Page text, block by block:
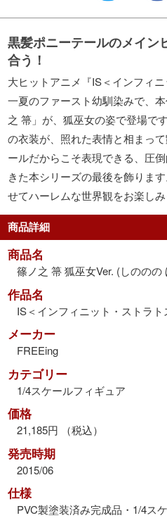
黒髪ポニーテールのメイン
合う！
大ヒットアニメ『IS＜インフィニ
一夏のファースト幼馴染みで、
之 箒」が、狐巫女の姿で登場で
の衣装が、照れた表情と相まっ
ールだからこそ表現できる、圧
きた本シリーズの最後を飾りま
せてハーレムな世界観をお楽しみ
商品詳細
商品名
篠ノ之 箒 狐巫女Ver. (しののの
作品名
IS＜インフィニット・ストラト
メーカー
FREEing
カテゴリー
1/4スケールフィギュア
価格
21,185円 （税込）
発売時期
2015/06
仕様
PVC製塗装済み完成品・1/4ス